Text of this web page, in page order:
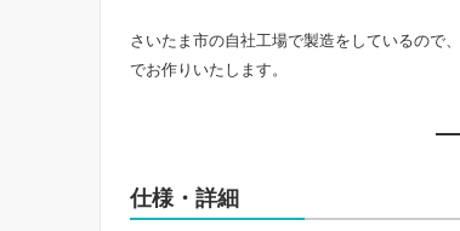
さいたま市の自社工場で製造をしているので
でお作りいたします。
仕様・詳細